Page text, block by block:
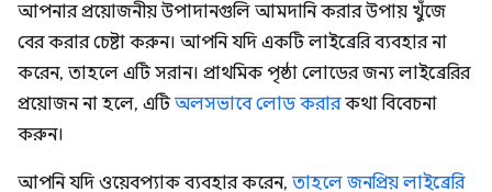
আপনার প্রয়োজনীয় উপাদানগুলি আমদানি করার উপায় খুঁজে
বের করার চেষ্টা করুন। আপনি যদি একটি লাইব্রেরি ব্যবহার না
করেন, তাহলে এটি সরান। প্রাথমিক পৃষ্ঠা লোডের জন্য লাইব্রেরির
প্রয়োজন না হলে, এটিঅলসভাবে লোড করারকথা বিবেচনা
করুন।
আপনি যদি ওয়েবপ্যাক ব্যবহার করেন, তাহলে জনপ্রিয় লাইব্রেরি